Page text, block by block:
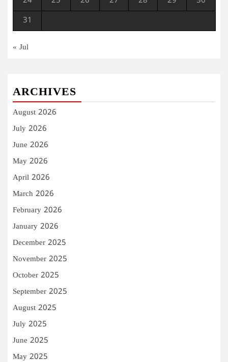
31
« Jul
ARCHIVES
August 2026
July 2026
June 2026
May 2026
April 2026
March 2026
February 2026
January 2026
December 2025
November 2025
October 2025
September 2025
August 2025
July 2025
June 2025
May 2025